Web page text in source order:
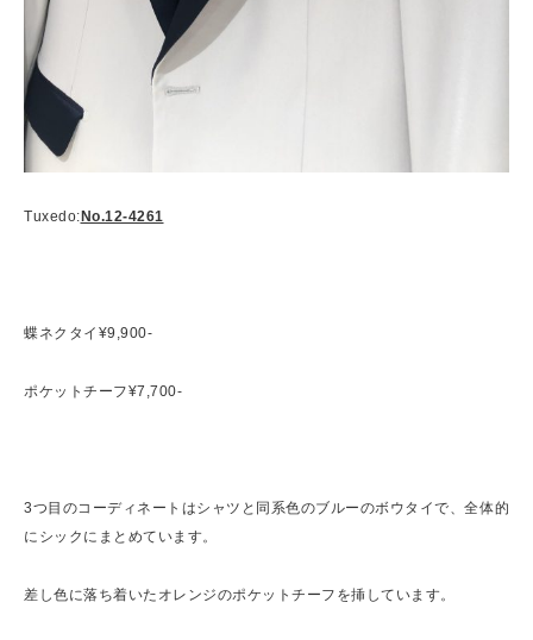
Tuxedo: No.12-4261
蝶ネクタイ¥9,900-
ポケットチーフ¥7,700-
3つ目のコーディネートはシャツと同系色のブルーのボウタイで、全体的
にシックにまとめています。
差し色に落ち着いたオレンジのポケットチーフを挿しています。